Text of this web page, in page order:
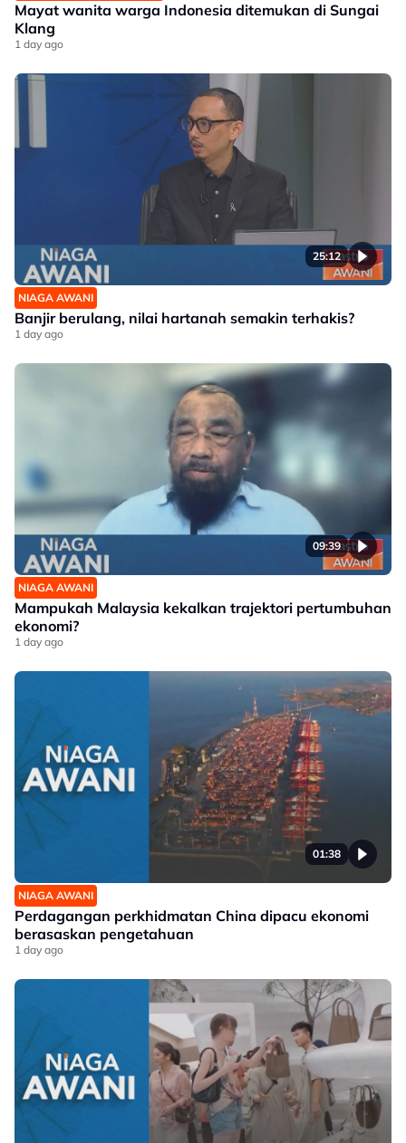
Mayat wanita warga Indonesia ditemukan di Sungai
Klang
1 day ago
25:12
NIAGA AWANI
Banjir berulang, nilai hartanah semakin terhakis?
1 day ago
09:39
NIAGA AWANI
Mampukah Malaysia kekalkan trajektori pertumbuhan
ekonomi?
1 day ago
01:38
NIAGA AWANI
Perdagangan perkhidmatan China dipacu ekonomi
berasaskan pengetahuan
1 day ago